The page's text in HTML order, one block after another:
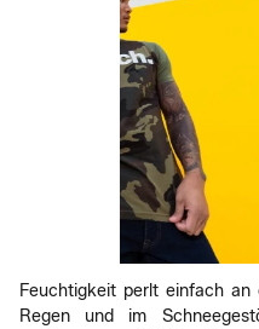
Feuchtigkeit perlt einfach
Regen und im